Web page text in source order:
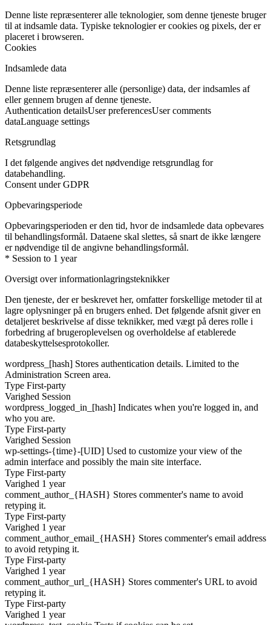
Denne liste repræsenterer alle teknologier, som denne tjeneste bruger
til at indsamle data. Typiske teknologier er cookies og pixels, der er
placeret i browseren.
Cookies
Indsamlede data
Denne liste repræsenterer alle (personlige) data, der indsamles af
eller gennem brugen af denne tjeneste.
Authentication detailsUser preferencesUser comments
dataLanguage settings
Retsgrundlag
I det følgende angives det nødvendige retsgrundlag for
databehandling.
Consent under GDPR
Opbevaringsperiode
Opbevaringsperioden er den tid, hvor de indsamlede data opbevares
til behandlingsformål. Dataene skal slettes, så snart de ikke længere
er nødvendige til de angivne behandlingsformål.
* Session to 1 year
Oversigt over informationlagringsteknikker
Den tjeneste, der er beskrevet her, omfatter forskellige metoder til at
lagre oplysninger på en brugers enhed. Det følgende afsnit giver en
detaljeret beskrivelse af disse teknikker, med vægt på deres rolle i
forbedring af brugeroplevelsen og overholdelse af etablerede
databeskyttelsesprotokoller.
wordpress_[hash] Stores authentication details. Limited to the
Administration Screen area.
Type First-party
Varighed Session
wordpress_logged_in_[hash] Indicates when you're logged in, and
who you are.
Type First-party
Varighed Session
wp-settings-{time}-[UID] Used to customize your view of the
admin interface and possibly the main site interface.
Type First-party
Varighed 1 year
comment_author_{HASH} Stores commenter's name to avoid
retyping it.
Type First-party
Varighed 1 year
comment_author_email_{HASH} Stores commenter's email address
to avoid retyping it.
Type First-party
Varighed 1 year
comment_author_url_{HASH} Stores commenter's URL to avoid
retyping it.
Type First-party
Varighed 1 year